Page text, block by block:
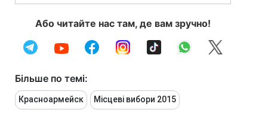
Або читайте нас там, де вам зручно!
Більше по темі:
Красноармейск Місцеві вибори 2015